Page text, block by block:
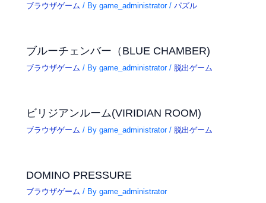
ブラウザゲーム / Bygame_administrator/パズル
ブルーチェンバー（BLUE CHAMBER)
ブラウザゲーム / Bygame_administrator/ 脱出ゲーム
ビリジアンルーム(VIRIDIAN ROOM)
ブラウザゲーム / Bygame_administrator/ 脱出ゲーム
DOMINO PRESSURE
ブラウザゲーム / Bygame_administrator